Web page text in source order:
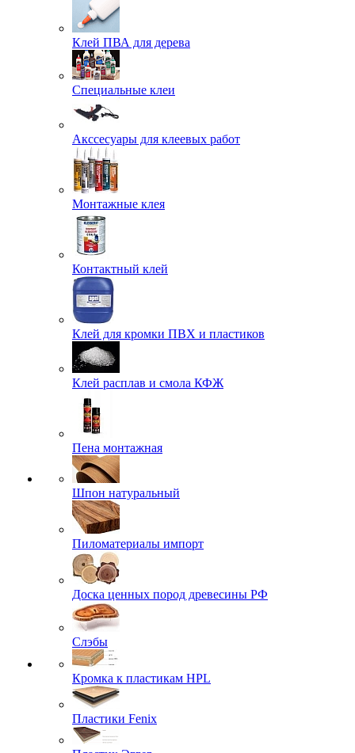
Клей ПВА для дерева
Специальные клеи
Акссесуары для клеевых работ
Монтажные клея
Контактный клей
Клей для кромки ПВХ и пластиков
Клей расплав и смола КФЖ
Пена монтажная
Шпон натуральный
Пиломатериалы импорт
Доска ценных пород древесины РФ
Слэбы
Кромка к пластикам HPL
Пластики Fenix